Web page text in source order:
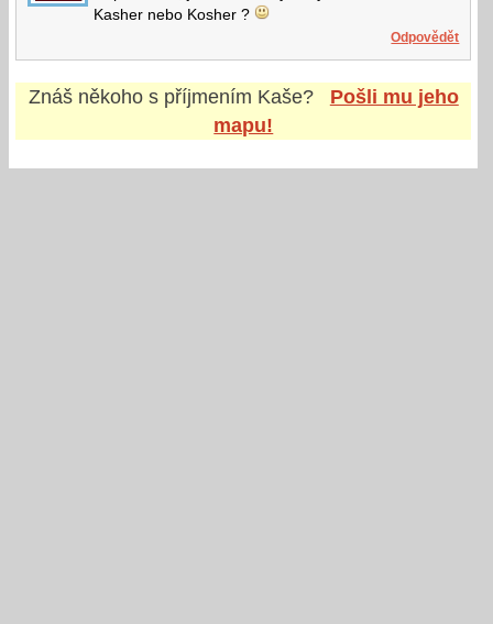
Kasher nebo Kosher ?
Odpovědět
Znáš někoho s příjmením Kaše?
Pošli mu jeho
mapu!